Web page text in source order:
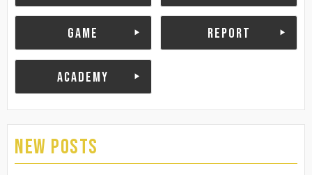
GAME REPORT
ACADEMY
NEW POSTS